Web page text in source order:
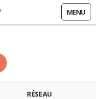
MENU
RÉSEAU